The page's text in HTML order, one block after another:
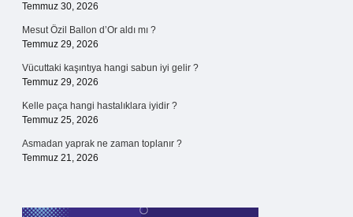
Temmuz 30, 2026
Mesut Özil Ballon d’Or aldı mı ?
Temmuz 29, 2026
Vücuttaki kaşıntıya hangi sabun iyi gelir ?
Temmuz 29, 2026
Kelle paça hangi hastalıklara iyidir ?
Temmuz 25, 2026
Asmadan yaprak ne zaman toplanır ?
Temmuz 21, 2026